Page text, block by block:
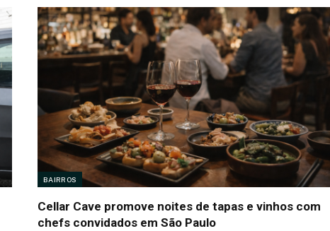
BAIRROS
Cellar Cave promove noites de tapas e vinhos com
chefs convidados em São Paulo